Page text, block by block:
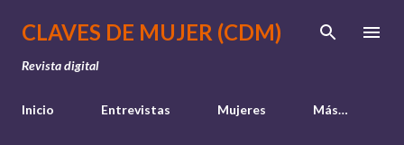
Ir al contenido principal
CLAVES DE MUJER (CDM)
Revista digital
Inicio Entrevistas Mujeres Más…